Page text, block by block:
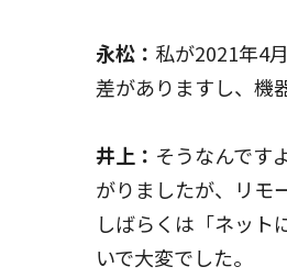
永松： 私が2021年4
差がありますし、機
井上： そうなんです
がりましたが、リモ
しばらくは「ネット
いで大変でした。